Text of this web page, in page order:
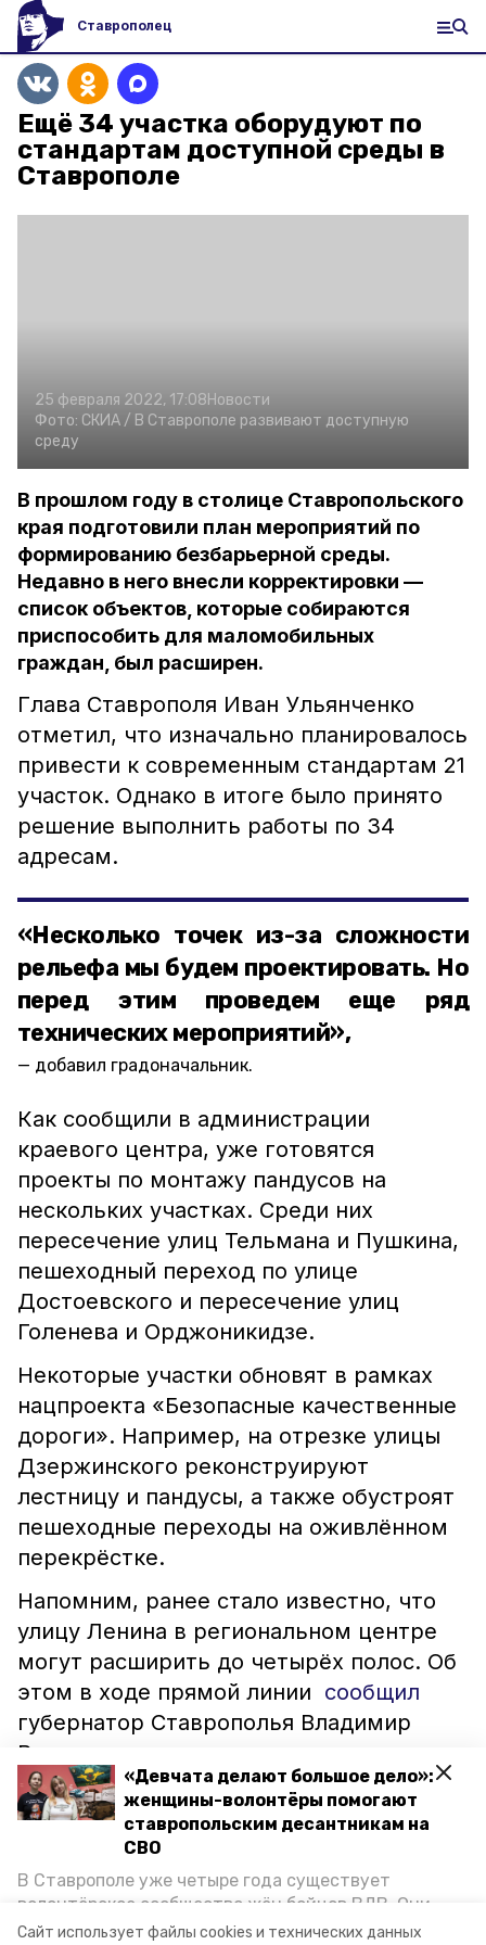
Сайт использует файлы cookies и технических данных
«Девчата делают большое дело»:
женщины-волонтёры помогают
ставропольским десантникам на
СВО
В Ставрополе уже четыре года существует
волонтёрское сообщество жён бойцов ВДВ. Они
организуют сборы вещей и продуктов для
Ставрополец
Ещё 34 участка оборудуют по
стандартам доступной среды в
Ставрополе
25 февраля 2022, 17:08Новости
Фото: СКИА / В Ставрополе развивают доступную
среду
В прошлом году в столице Ставропольского
края подготовили план мероприятий по
формированию безбарьерной среды.
Недавно в него внесли корректировки —
список объектов, которые собираются
приспособить для маломобильных
граждан, был расширен.
Глава Ставрополя Иван Ульянченко
отметил, что изначально планировалось
привести к современным стандартам 21
участок. Однако в итоге было принято
решение выполнить работы по 34
адресам.
«Несколько точек из-за сложности
рельефа мы будем проектировать. Но
перед этим проведем еще ряд
технических мероприятий»,
добавил градоначальник.
Как сообщили в администрации
краевого центра, уже готовятся
проекты по монтажу пандусов на
нескольких участках. Среди них
пересечение улиц Тельмана и Пушкина,
пешеходный переход по улице
Достоевского и пересечение улиц
Голенева и Орджоникидзе.
Некоторые участки обновят в рамках
нацпроекта «Безопасные качественные
дороги». Например, на отрезке улицы
Дзержинского реконструируют
лестницу и пандусы, а также обустроят
пешеходные переходы на оживлённом
перекрёстке.
Напомним, ранее стало известно, что
улицу Ленина в региональном центре
могут расширить до четырёх полос. Об
этом в ходе прямой линии сообщил
губернатор Ставрополья Владимир
Владимиров.
ставрополь владимир владимиров бкд